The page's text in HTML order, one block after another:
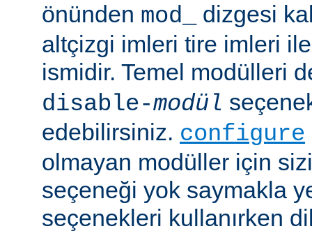
önünden mod_
dizgesi
altçizgi imleri tire imleri
ismidir. Temel modülleri
disable-modül
edebilirsiniz. configure
olmayan modüller için
seçeneği yok saymakla
seçenekleri kullanırken